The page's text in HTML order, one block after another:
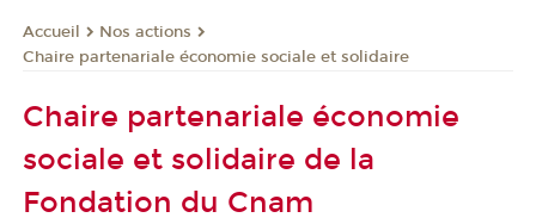
Accueil
Nos actions
Chaire partenariale économie sociale et solidaire
Chaire partenariale économie
sociale et solidaire de la
Fondation du Cnam